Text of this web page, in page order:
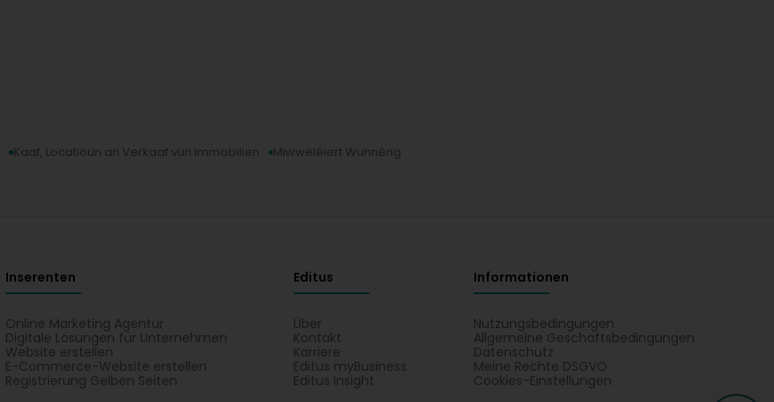
Kaaf, Locatioun an Verkaaf vun Immobilien Miwweléiert Wunnéng
Inserenten
Online Marketing Agentur
Digitale Lösungen für Unternehmen
Website erstellen
E-Commerce-Website erstellen
Registrierung Gelben Seiten
Editus
Über
Kontakt
Karriere
Editus myBusiness
Editus Insight
Informationen
Nutzungsbedingungen
Allgemeine Geschäftsbedingungen
Datenschutz
Meine Rechte DSGVO
Cookies-Einstellungen